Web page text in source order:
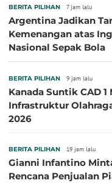
BERITA PILIHAN 7 jam lalu
Argentina Jadikan
Kemenangan atas
Nasional Sepak Bola
BERITA PILIHAN 9 jam lalu
Kanada Suntik CAD
Infrastruktur
2026
BERITA PILIHAN 19 jam lalu
Gianni Infantino
Rencana Penjualan